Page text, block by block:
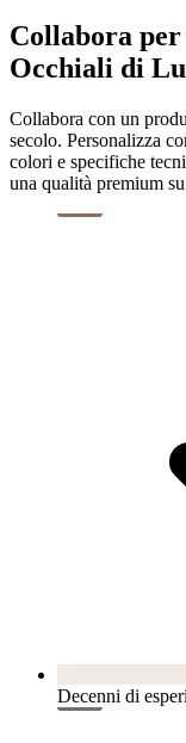
Collabora
Occhiali di
Collabora con un
secolo. Personalizza
colori e specifiche
una qualità premium
Decenni di